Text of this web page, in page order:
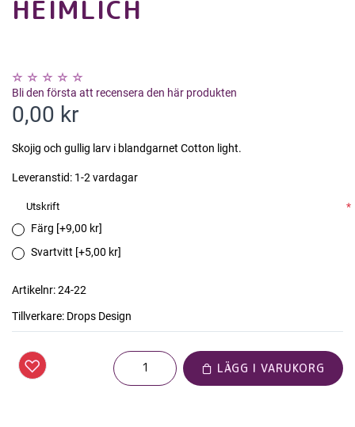
HEIMLICH
Bli den första att recensera den här produkten
0,00 kr
Skojig och gullig larv i blandgarnet Cotton light.
Leveranstid: 1-2 vardagar
Utskrift
*
Färg [+9,00 kr]
Svartvitt [+5,00 kr]
Artikelnr:24-22
Tillverkare: Drops Design
LÄGG I VARUKORG